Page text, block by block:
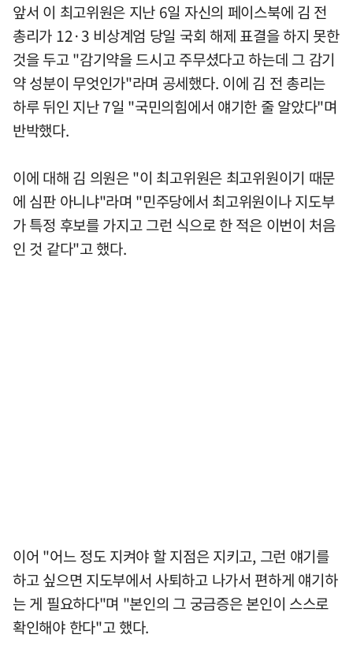
앞서 이 최고위원은 지난 6일 자신의 페이스북에 김 전
총리가 12·3 비상계엄 당일 국회 해제 표결을 하지 못한
것을 두고 "감기약을 드시고 주무셨다고 하는데 그 감기
약 성분이 무엇인가"라며 공세했다. 이에 김 전 총리는
하루 뒤인 지난 7일 "국민의힘에서 얘기한 줄 알았다"며
반박했다.
이에 대해 김 의원은 "이 최고위원은 최고위원이기 때문
에 심판 아니냐"라며 "민주당에서 최고위원이나 지도부
가 특정 후보를 가지고 그런 식으로 한 적은 이번이 처음
인 것 같다"고 했다.
이어 "어느 정도 지켜야 할 지점은 지키고, 그런 얘기를
하고 싶으면 지도부에서 사퇴하고 나가서 편하게 얘기하
는 게 필요하다"며 "본인의 그 궁금증은 본인이 스스로
확인해야 한다"고 했다.